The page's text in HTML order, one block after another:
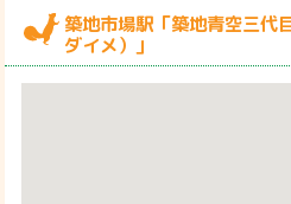
築地市場駅「築地青空三代
ダイメ）」